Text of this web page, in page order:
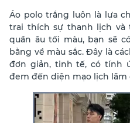
Áo polo trắng luôn là lựa
trai thích sự thanh lịch và
quần âu tối màu, bạn sẽ
bằng về màu sắc. Đây là
đơn giản, tinh tế, có tính
đem đến diện mạo lịch lãm